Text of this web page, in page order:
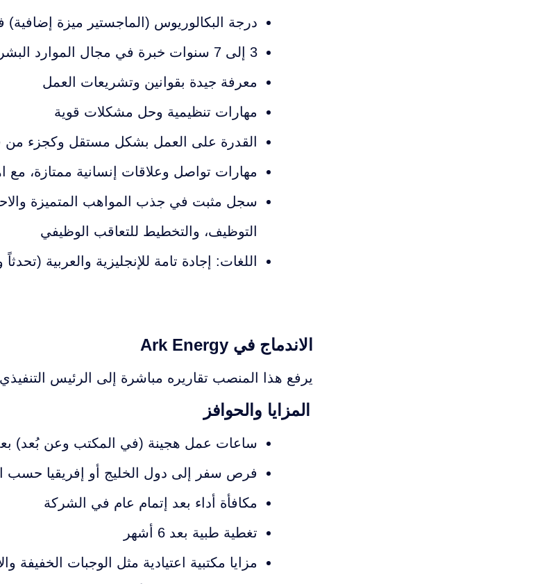
درجة البكالوريوس (الماجستير ميزة إضافية)
3 إلى 7 سنوات خبرة في مجال الموارد البشرية
معرفة جيدة بقوانين وتشريعات العمل
مهارات تنظيمية وحل مشكلات قوية
القدرة على العمل بشكل مستقل وكجزء من
مهارات تواصل وعلاقات إنسانية ممتازة، مع
سجل مثبت في جذب المواهب المتميزة
التوظيف، والتخطيط للتعاقب الوظيفي
اللغات: إجادة تامة للإنجليزية والعربية
الاندماج في Ark Energy
يرفع هذا المنصب تقاريره مباشرة إلى الرئيس التنفيذي
المزايا والحوافز
ساعات عمل هجينة (في المكتب وعن بُعد) بعد 6 أشهر (تطبق
فرص سفر إلى دول الخليج أو إفريقيا حسب
مكافأة أداء بعد إتمام عام في الشركة
تغطية طبية بعد 6 أشهر
مزايا مكتبية اعتيادية مثل الوجبات الخفيفة